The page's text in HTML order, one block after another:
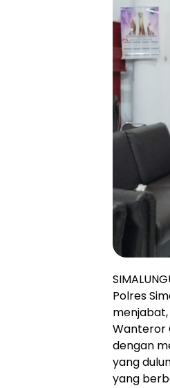
Polres
menjabat,
Wanteror
dengan
yang
yang